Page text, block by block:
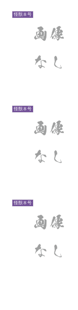
怪獣８号
怪獣８号
怪獣８号